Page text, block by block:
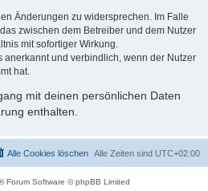
Änderungen zu widersprechen. Im Falle
zwischen dem Betreiber und dem Nutzer
mit sofortiger Wirkung.
anerkannt und verbindlich, wenn der Nutzer
hat.
mit deinen persönlichen Daten
enthalten.
Alle Zeiten sind UTC+02:00
Alle Cookies löschen
Forum Software © phpBB Limited